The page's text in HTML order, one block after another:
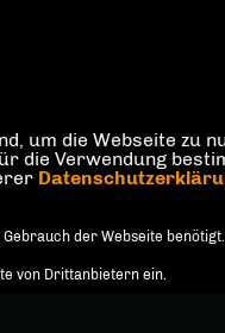
um die Webseite
die Verwendung
der Webseite benötigt.
von Drittanbietern ein.